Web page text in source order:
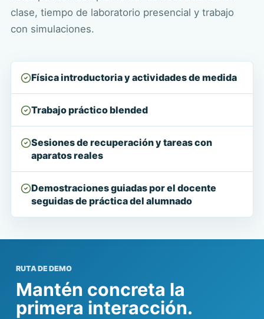
clase, tiempo de laboratorio presencial y trabajo
con simulaciones.
Física introductoria y actividades de medida
Trabajo práctico blended
Sesiones de recuperación y tareas con
aparatos reales
Demostraciones guiadas por el docente
seguidas de práctica del alumnado
RUTA DE DEMO
Mantén concreta la
primera interacción.